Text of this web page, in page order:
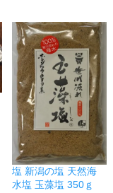
塩 新潟の塩 天然海
水塩 玉藻塩 350ｇ